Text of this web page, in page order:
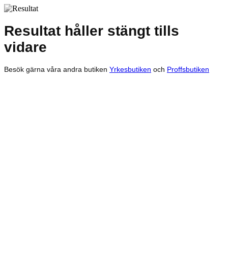
Resultat håller stängt tills
vidare
Besök gärna våra andra butiken Yrkesbutiken och Proffsbutiken